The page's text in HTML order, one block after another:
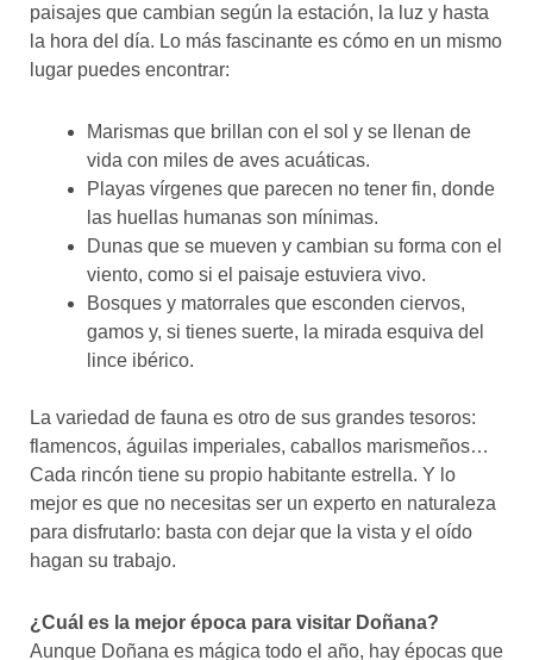
paisajes que cambian según la estación, la luz y hasta
la hora del día. Lo más fascinante es cómo en un mismo
lugar puedes encontrar:
Marismas que brillan con el sol y se llenan de
vida con miles de aves acuáticas.
Playas vírgenes que parecen no tener fin, donde
las huellas humanas son mínimas.
Dunas que se mueven y cambian su forma con el
viento, como si el paisaje estuviera vivo.
Bosques y matorrales que esconden ciervos,
gamos y, si tienes suerte, la mirada esquiva del
lince ibérico.
La variedad de fauna es otro de sus grandes tesoros:
flamencos, águilas imperiales, caballos marismeños…
Cada rincón tiene su propio habitante estrella. Y lo
mejor es que no necesitas ser un experto en naturaleza
para disfrutarlo: basta con dejar que la vista y el oído
hagan su trabajo.
¿Cuál es la mejor época para visitar Doñana?
Aunque Doñana es mágica todo el año, hay épocas que